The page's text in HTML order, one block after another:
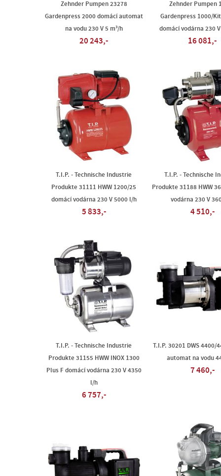
Zehnder Pumpen 23278
Gardenpress 2000 domácí automat
na vodu 230 V 5 m³/h
20 243,-
Zehnder Pumpen
Gardenpress 1000/
domácí vodárna 230
16 081,-
T.I.P. - Technische Industrie
Produkte 31111 HWW 1200/25
domácí vodárna 230 V 5000 l/h
5 833,-
T.I.P. - Technische
Produkte 31188 HWW
vodárna 230 V
4 510,-
T.I.P. - Technische Industrie
Produkte 31155 HWW INOX 1300
Plus F domácí vodárna 230 V 4350
l/h
6 757,-
T.I.P. 30201 DWS 4400/
automat na vodu
7 460,-